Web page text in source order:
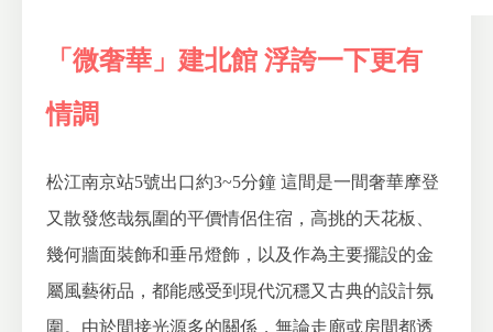
「微奢華」建北館 浮誇一下更有
情調
松江南京站5號出口約3~5分鐘 這間是一間奢華摩登
又散發悠哉氛圍的平價情侶住宿，高挑的天花板、
幾何牆面裝飾和垂吊燈飾，以及作為主要擺設的金
屬風藝術品，都能感受到現代沉穩又古典的設計氛
圍。由於間接光源多的關係，無論走廊或房間都透